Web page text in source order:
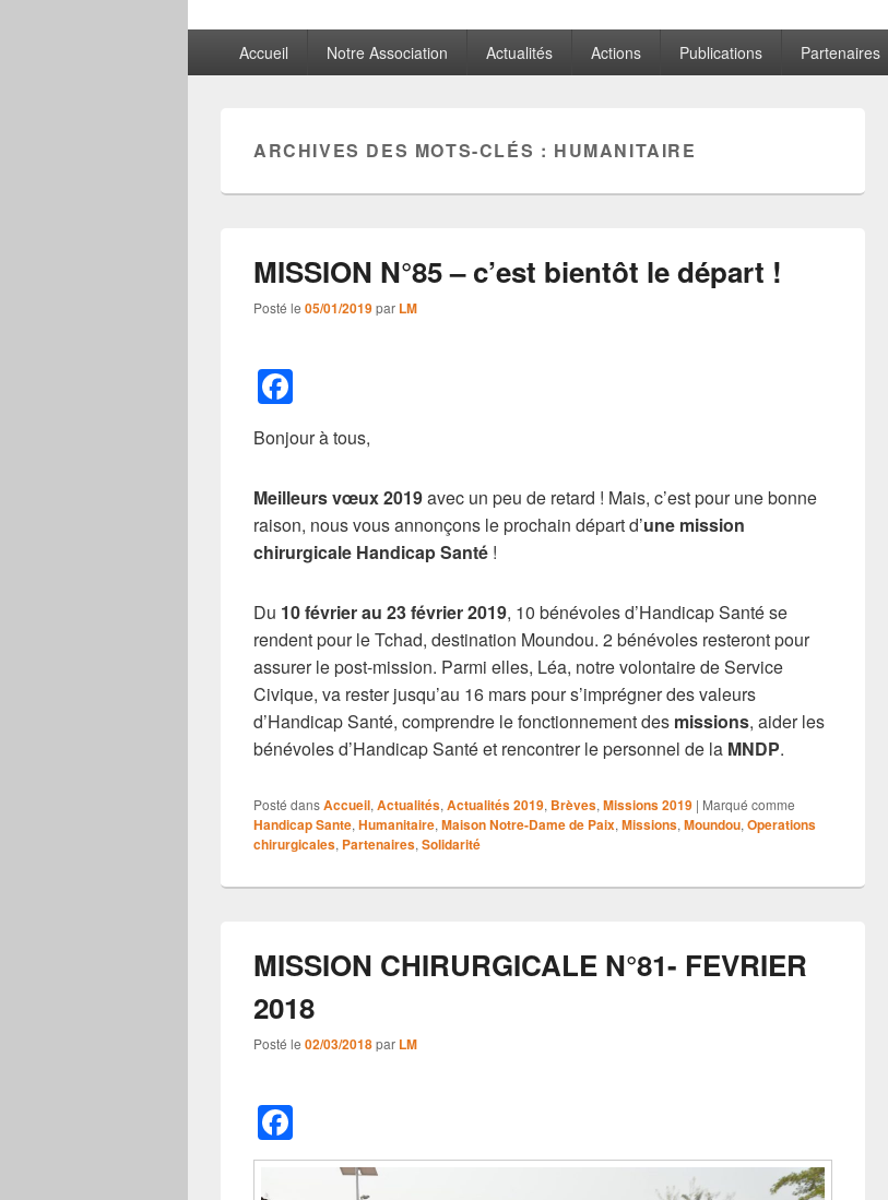
principalAccueil Notre Association Actualités Actions Publications Partenaires
ARCHIVES DES MOTS-CLÉS : HUMANITAIRE
MISSION N°85 – c’est bientôt le départ !
Posté le 05/01/2019par LM
a
c
e
b
o
o
k
Bonjour à tous,
Meilleurs vœux 2019avec un peu de retard ! Mais, c’est pour une bonne
raison, nous vous annonçons le prochain départ d’une mission
chirurgicale Handicap Santé !
Du 10 février au 23 février 2019, 10 bénévoles d’Handicap Santé se
rendent pour le Tchad, destination Moundou. 2 bénévoles resteront pour
assurer le post-mission. Parmi elles, Léa, notre volontaire de Service
Civique, va rester jusqu’au 16 mars pour s’imprégner des valeurs
d’Handicap Santé, comprendre le fonctionnement des missions, aider les
bénévoles d’Handicap Santé et rencontrer le personnel de la MNDP.
Posté dansAccueil, Actualités, Actualités 2019, Brèves, Missions 2019 | Marqué comme
Handicap Sante, Humanitaire, Maison Notre-Dame de Paix, Missions, Moundou, Operations
chirurgicales, Partenaires, Solidarité
MISSION CHIRURGICALE N°81- FEVRIER
2018
Posté le 02/03/2018par LM
a